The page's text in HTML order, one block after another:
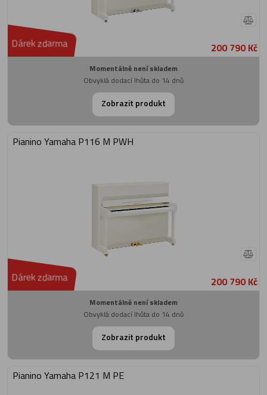
Dárek zdarma 200 790 Kč
Momentálně není skladem
Obvyklá dodací lhůta do 14 dnů
Zobrazit produkt
Pianino Yamaha P116 M PWH
Dárek zdarma 200 790 Kč
Momentálně není skladem
Obvyklá dodací lhůta do 14 dnů
Zobrazit produkt
Pianino Yamaha P121 M PE